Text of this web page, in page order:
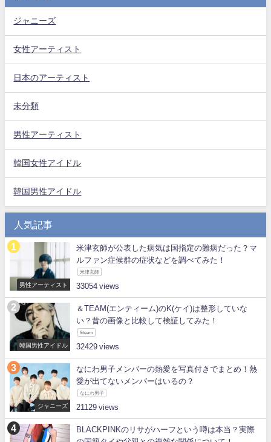
ジャニーズ
女性アーティスト
日本のアーティスト
未分類
男性アーティスト
韓国女性アイドル
韓国男性アイドル
人気記事
男性アーティスト
米津玄師が公表した病気は国指定の難病だった？マ
ルファン症候群の症状などを調べてみた！
米津玄師
33054
韓国男性アイドル
＆TEAM(エンティーム)のK(ケイ)は整形していな
い？昔の画像と比較して検証してみた！
&team
32429
ジャニーズ
なにわ男子メンバーの熱愛を写真付きでまとめ！熱
愛が出てないメンバーはいるの？
なにわ男子
21129
BLACKPINKのリサがハーフという噂は本当？実際